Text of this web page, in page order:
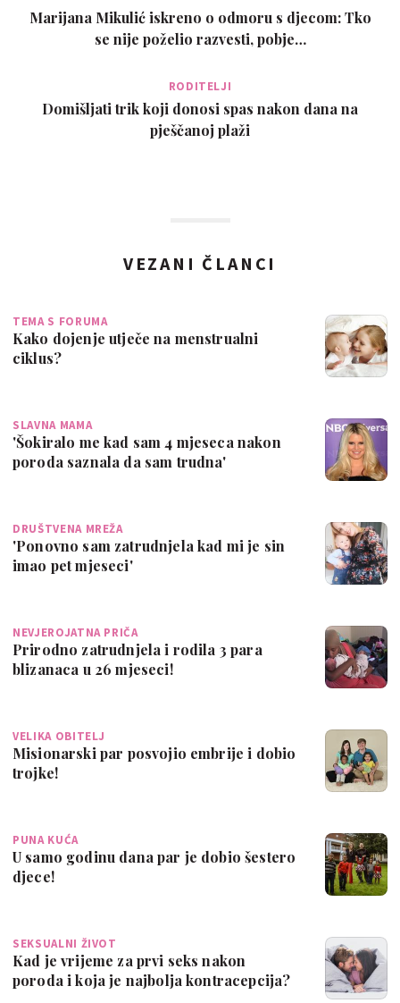
Marijana Mikulić iskreno o odmoru s djecom: Tko
se nije poželio razvesti, pobje…
RODITELJI
Domišljati trik koji donosi spas nakon dana na
pješčanoj plaži
VEZANI ČLANCI
TEMA S FORUMA
Kako dojenje utječe na menstrualni
ciklus?
SLAVNA MAMA
'Šokiralo me kad sam 4 mjeseca nakon
poroda saznala da sam trudna'
DRUŠTVENA MREŽA
'Ponovno sam zatrudnjela kad mi je sin
imao pet mjeseci'
NEVJEROJATNA PRIČA
Prirodno zatrudnjela i rodila 3 para
blizanaca u 26 mjeseci!
VELIKA OBITELJ
Misionarski par posvojio embrije i dobio
trojke!
PUNA KUĆA
U samo godinu dana par je dobio šestero
djece!
SEKSUALNI ŽIVOT
Kad je vrijeme za prvi seks nakon
poroda i koja je najbolja kontracepcija?